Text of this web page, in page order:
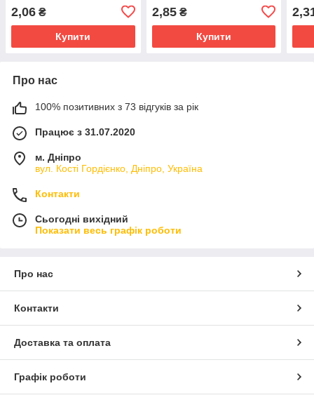
2,06 ₴
Купити
2,85₴
Купити
Про нас
100% позитивних з 73 відгуків за рік
Працює з 31.07.2020
м. Дніпро
вул. Кості Гордієнко, Дніпро, Україна
Контакти
Сьогодні вихідний
Показати весь графік роботи
Про нас
Контакти
Доставка та оплата
Графік роботи